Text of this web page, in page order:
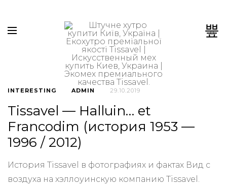
0
INTERESTING ADMIN 29.10.2019
Tissavel — Halluin… et
Francodim (история 1953 —
1996 / 2012)
История Tissavel в фотографиях и фактах Вид с
воздуха на хэллоуинскую компанию Tissavel.